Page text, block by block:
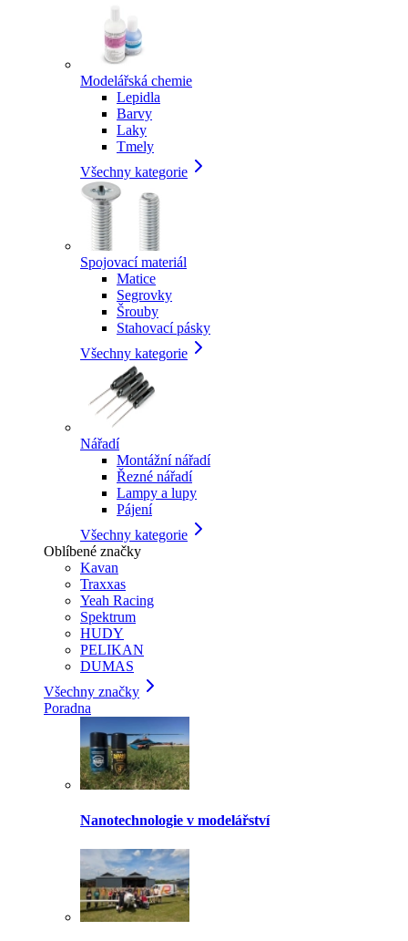
Modelářská chemie
Lepidla
Barvy
Laky
Tmely
Všechny kategorie
Spojovací materiál
Matice
Segrovky
Šrouby
Stahovací pásky
Všechny kategorie
Nářadí
Montážní nářadí
Řezné nářadí
Lampy a lupy
Pájení
Všechny kategorie
Oblíbené značky
Kavan
Traxxas
Yeah Racing
Spektrum
HUDY
PELIKAN
DUMAS
Všechny značky
Poradna
Nanotechnologie v modelářství